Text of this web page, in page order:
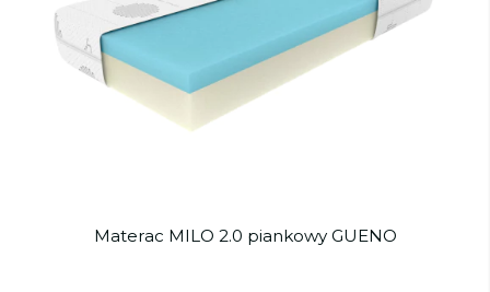
Materac MILO 2.0 piankowy GUENO